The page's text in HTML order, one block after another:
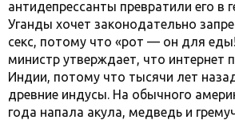
антидепрессанты превратили его в
Уганды хочет законодательно
секс, потому что «рот — он для
министр утверждает, что интернет
Индии, потому что тысячи лет
древние индусы. На обычного
года напала акула, медведь и